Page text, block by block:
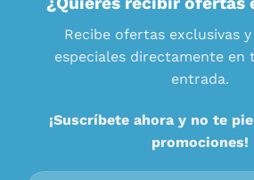
Recibe ofertas exclusivas
especiales directamente en
entrada.
¡Suscríbete ahora y no te
promociones!